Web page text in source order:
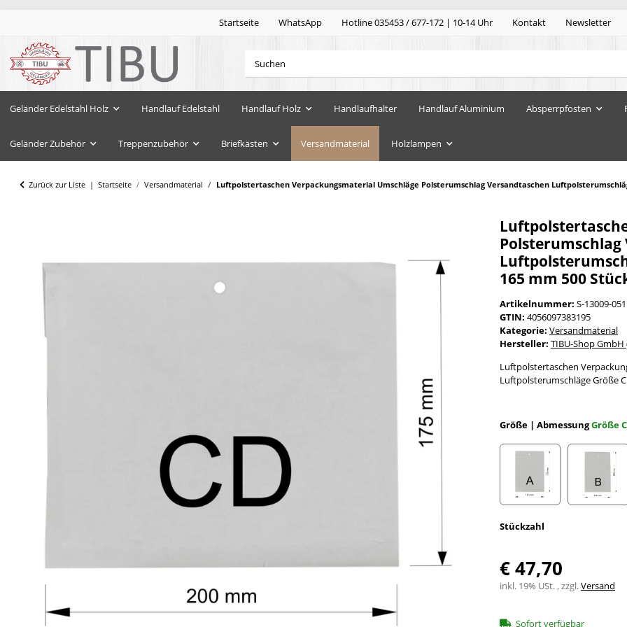
Startseite WhatsApp Hotline 035453 / 677-172 | 10-14 Uhr Kontakt Newsletter
Geländer Edelstahl Holz Handlauf Edelstahl Handlauf Holz Handlaufhalter Handlauf Aluminium Absperrpfosten
Geländer Zubehör Treppenzubehör Briefkästen Versandmaterial Holzlampen
Zurück zur Liste Startseite Versandmaterial Luftpolstertaschen Verpackungsmaterial Umschläge Polsterumschlag Versandtaschen
Polsterumschlag
165 mm 500
Artikelnummer: S-13009-051
GTIN: 4056097383195
Kategorie: Versandmaterial
Hersteller: TIBU-Shop
Luftpolstertaschen
Luftpolsterumschläge Größe
Größe | AbmessungGröße
Stückzahl
€ 47,70
inkl. 19% USt. , zzgl.Versand
Sofort verfügbar